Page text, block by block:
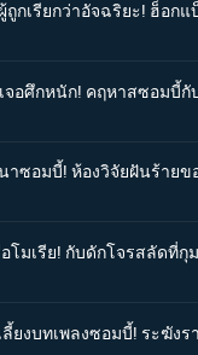
กเรียกว่าอัจฉริยะ! ฮ็อก
จอศึกหนัก! คฤหาสซอมบี้
าซอมบี้! ห้องวิจัยฝันร้ายข
มเรีย! กับดักโจรสลัดที่กุม
ยงบทเพลงซอมบี้! ระฆัง